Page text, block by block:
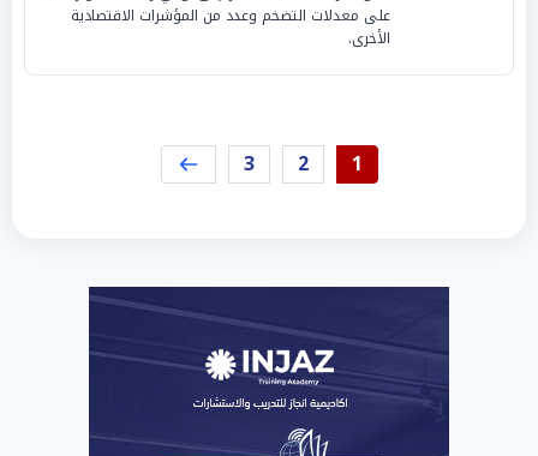
على معدلات التضخم وعدد من المؤشرات الاقتصادية
الأخرى.
1
2
3